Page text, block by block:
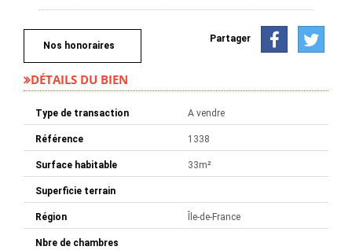
Nos honoraires
Partager
DÉTAILS DU BIEN
Type de transaction A vendre
Référence 1338
Surface habitable 33m²
Superficie terrain
Région Île-de-France
Nbre de chambres